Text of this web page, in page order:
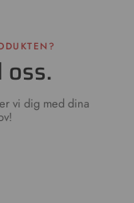
vi dig med dina